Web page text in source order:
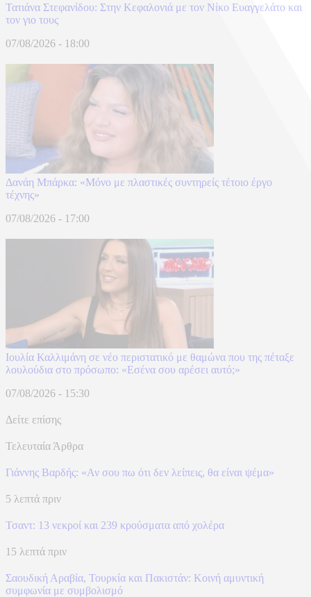
Τατιάνα Στεφανίδου: Στην Κεφαλονιά με τον Νίκο Ευαγγελάτο και
τον γιο τους
07/08/2026 - 18:00
Δανάη Μπάρκα: «Μόνο με πλαστικές συντηρείς τέτοιο έργο
τέχνης»
07/08/2026 - 17:00
Ιουλία Καλλιμάνη σε νέο περιστατικό με θαμώνα που της πέταξε
λουλούδια στο πρόσωπο: «Εσένα σου αρέσει αυτό;»
07/08/2026 - 15:30
Δείτε επίσης
Τελευταία Άρθρα
Γιάννης Βαρδής: «Αν σου πω ότι δεν λείπεις, θα είναι ψέμα»
5 λεπτά πριν
Τσαντ: 13 νεκροί και 239 κρούσματα από χολέρα
15 λεπτά πριν
Σαουδική Αραβία, Τουρκία και Πακιστάν: Kοινή αμυντική
συμφωνία με συμβολισμό